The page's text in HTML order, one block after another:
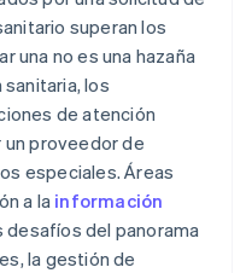
superan los
una no es una hazaña
sanitaria, los
de atención
proveedor de
especiales. Áreas
a la información
desafíos del panorama
la gestión de